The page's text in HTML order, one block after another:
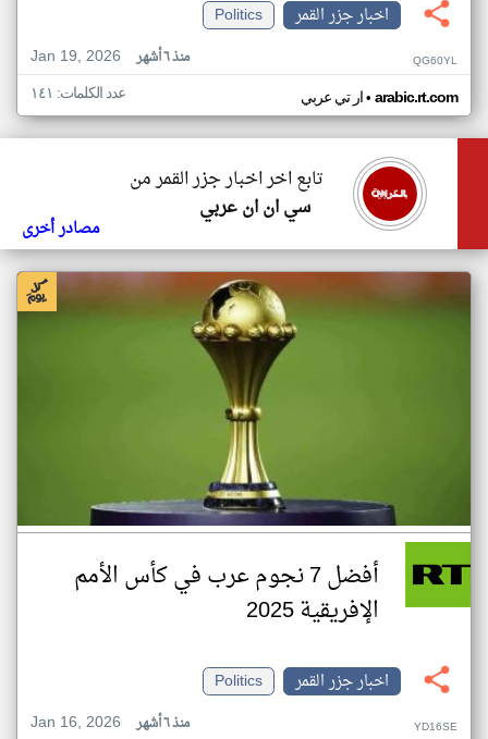
اخبار جزر القمر
Politics
Jan 19, 2026
منذ ٦ أشهر QG60YL
ار تي عربي• arabic.rt.com عدد الكلمات: ١٤١
تابع اخر اخبار جزر القمر من
سي ان ان عربي
مصادر أخرى
أفضل 7 نجوم عرب في كأس الأمم
الإفريقية 2025
اخبار جزر القمر
Politics
Jan 16, 2026
منذ ٦ أشهر YD16SE